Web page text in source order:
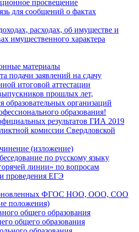
просвещение
для сообщений о фактах
расходах, об имуществе и
имущественного характера
материалы
подачи заявлений на сдачу
итоговой аттестации
прошлых лет,
образовательных организаций
образования!
результатов ГИА 2019
комиссии Свердловской
(изложение)
по русскому языку
линии» по вопросам
проведения ЕГЭ
ФГОС НОО, ООО, СОО
положения)
общего образования
общего образования